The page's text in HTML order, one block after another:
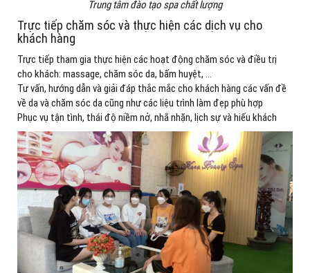
Trung tâm đào tạo spa chất lượng
Trực tiếp chăm sóc và thực hiện các dịch vụ cho
khách hàng
Trực tiếp tham gia thực hiện các hoạt động chăm sóc và điều trị
cho khách: massage, chăm sóc da, bấm huyệt, …
Tư vấn, hướng dẫn và giải đáp thắc mắc cho khách hàng các vấn đề
về da và chăm sóc da cũng như các liệu trình làm đẹp phù hợp
Phục vụ tận tình, thái độ niềm nở, nhã nhặn, lịch sự và hiếu khách